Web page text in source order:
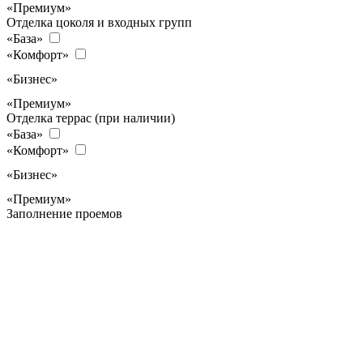
«Премиум»
Отделка цоколя и входных групп
«База»
«Комфорт»
«Бизнес»
«Премиум»
Отделка террас (при наличии)
«База»
«Комфорт»
«Бизнес»
«Премиум»
Заполнение проемов